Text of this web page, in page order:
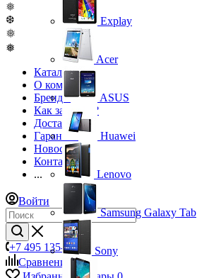
❅
❆
❅
❅
Каталог
О компании
Бренды
Как заказать?
Доставка
Гарантия
Новости
Контакты
...
Войти
+7 495 135-39-43
Сравнение0
Explay
Acer
ASUS
Huawei
Lenovo
Samsung Galaxy Tab
Sony